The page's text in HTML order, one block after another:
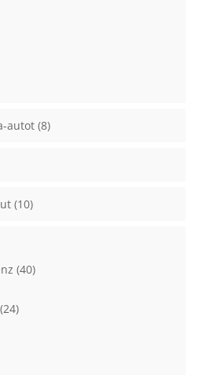
autot (8)
(10)
(40)
(24)